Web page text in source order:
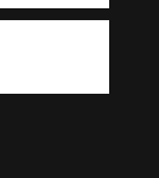
oder
Farbe: